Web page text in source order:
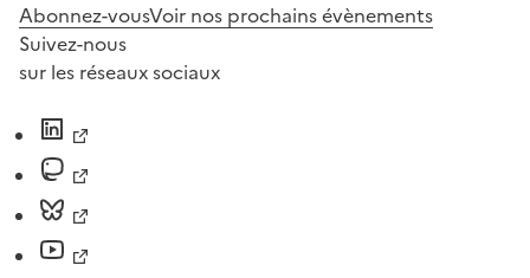
Abonnez-vousVoir nos prochains évènements
Suivez-nous
sur les réseaux sociaux